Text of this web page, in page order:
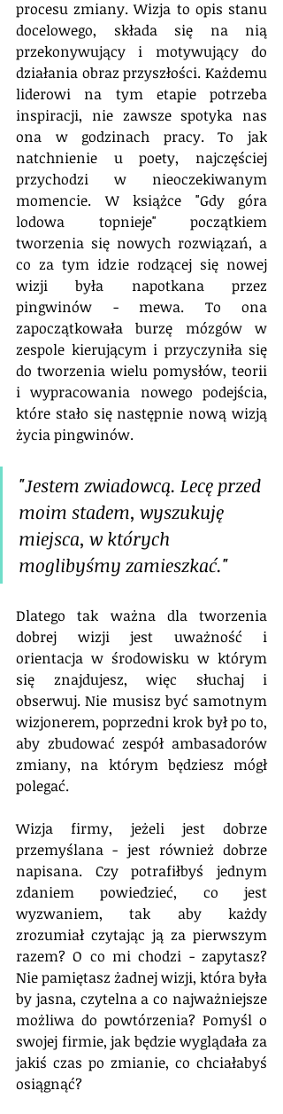
procesu zmiany. Wizja to opis stanu
docelowego, składa się na nią
przekonywujący i motywujący do
działania obraz przyszłości. Każdemu
liderowi na tym etapie potrzeba
inspiracji, nie zawsze spotyka nas
ona w godzinach pracy. To jak
natchnienie u poety, najczęściej
przychodzi w nieoczekiwanym
momencie. W książce "Gdy góra
lodowa topnieje" początkiem
tworzenia się nowych rozwiązań, a
co za tym idzie rodzącej się nowej
wizji była napotkana przez
pingwinów - mewa. To ona
zapoczątkowała burzę mózgów w
zespole kierującym i przyczyniła się
do tworzenia wielu pomysłów, teorii
i wypracowania nowego podejścia,
które stało się następnie nową wizją
życia pingwinów.
"Jestem zwiadowcą. Lecę przed
moim stadem, wyszukuję
miejsca, w których
moglibyśmy zamieszkać."
Dlatego tak ważna dla tworzenia
dobrej wizji jest uważność i
orientacja w środowisku w którym
się znajdujesz, więc słuchaj i
obserwuj. Nie musisz być samotnym
wizjonerem, poprzedni krok był po to,
aby zbudować zespół ambasadorów
zmiany, na którym będziesz mógł
polegać.
Wizja firmy, jeżeli jest dobrze
przemyślana - jest również dobrze
napisana. Czy potrafiłbyś jednym
zdaniem powiedzieć, co jest
wyzwaniem, tak aby każdy
zrozumiał czytając ją za pierwszym
razem? O co mi chodzi - zapytasz?
Nie pamiętasz żadnej wizji, która była
by jasna, czytelna a co najważniejsze
możliwa do powtórzenia? Pomyśl o
swojej firmie, jak będzie wyglądała za
jakiś czas po zmianie, co chciałabyś
osiągnąć?